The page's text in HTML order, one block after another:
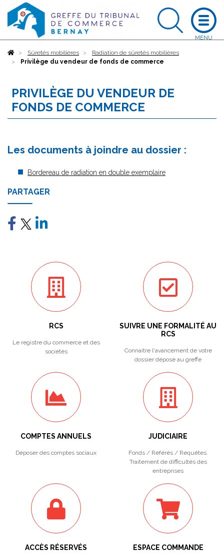
AccueilSûretés mobilières
Radiation de sûretés mobilières
Privilège du vendeur de fonds de commerce
PRIVILÈGE DU VENDEUR DE
FONDS DE COMMERCE
Les documents à joindre au dossier :
Bordereau de radiation en double exemplaire
PARTAGER
RCS
Le registre du commerce et des
sociétés
SUIVRE UNE FORMALITÉ AU
RCS
Connaitre l'avancement de votre
dossier déposé au greffe
COMPTES ANNUELS
Déposer des comptes sociaux
JUDICIAIRE
Fonds / Référés / Requêtes.
Traitement de difficultés des
entreprises
ACCÈS RÉSERVÉS ESPACE COMMANDE